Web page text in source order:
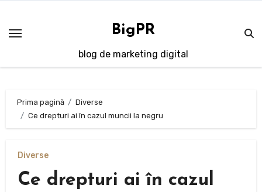
conținut
BigPR
blog de marketing digital
Prima pagină
Diverse
Ce drepturi ai în cazul muncii la negru
Diverse
Ce drepturi ai în cazul